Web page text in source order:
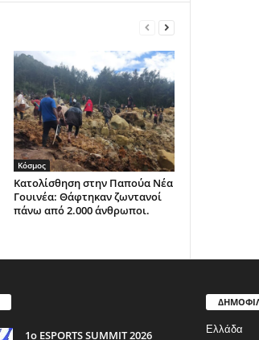
Κόσμος
Κατολίσθηση στην Παπούα Νέα
Γουινέα: Θάφτηκαν ζωντανοί
πάνω από 2.000 άνθρωποι.
1ο ESPORTS SUMMIT 2026
Ελλάδα